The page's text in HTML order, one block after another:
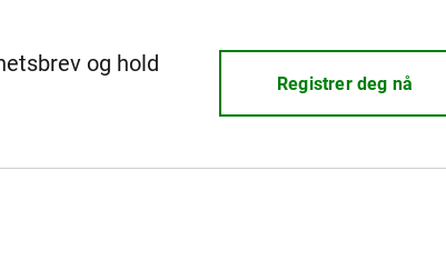
og hold
Registrer deg nå